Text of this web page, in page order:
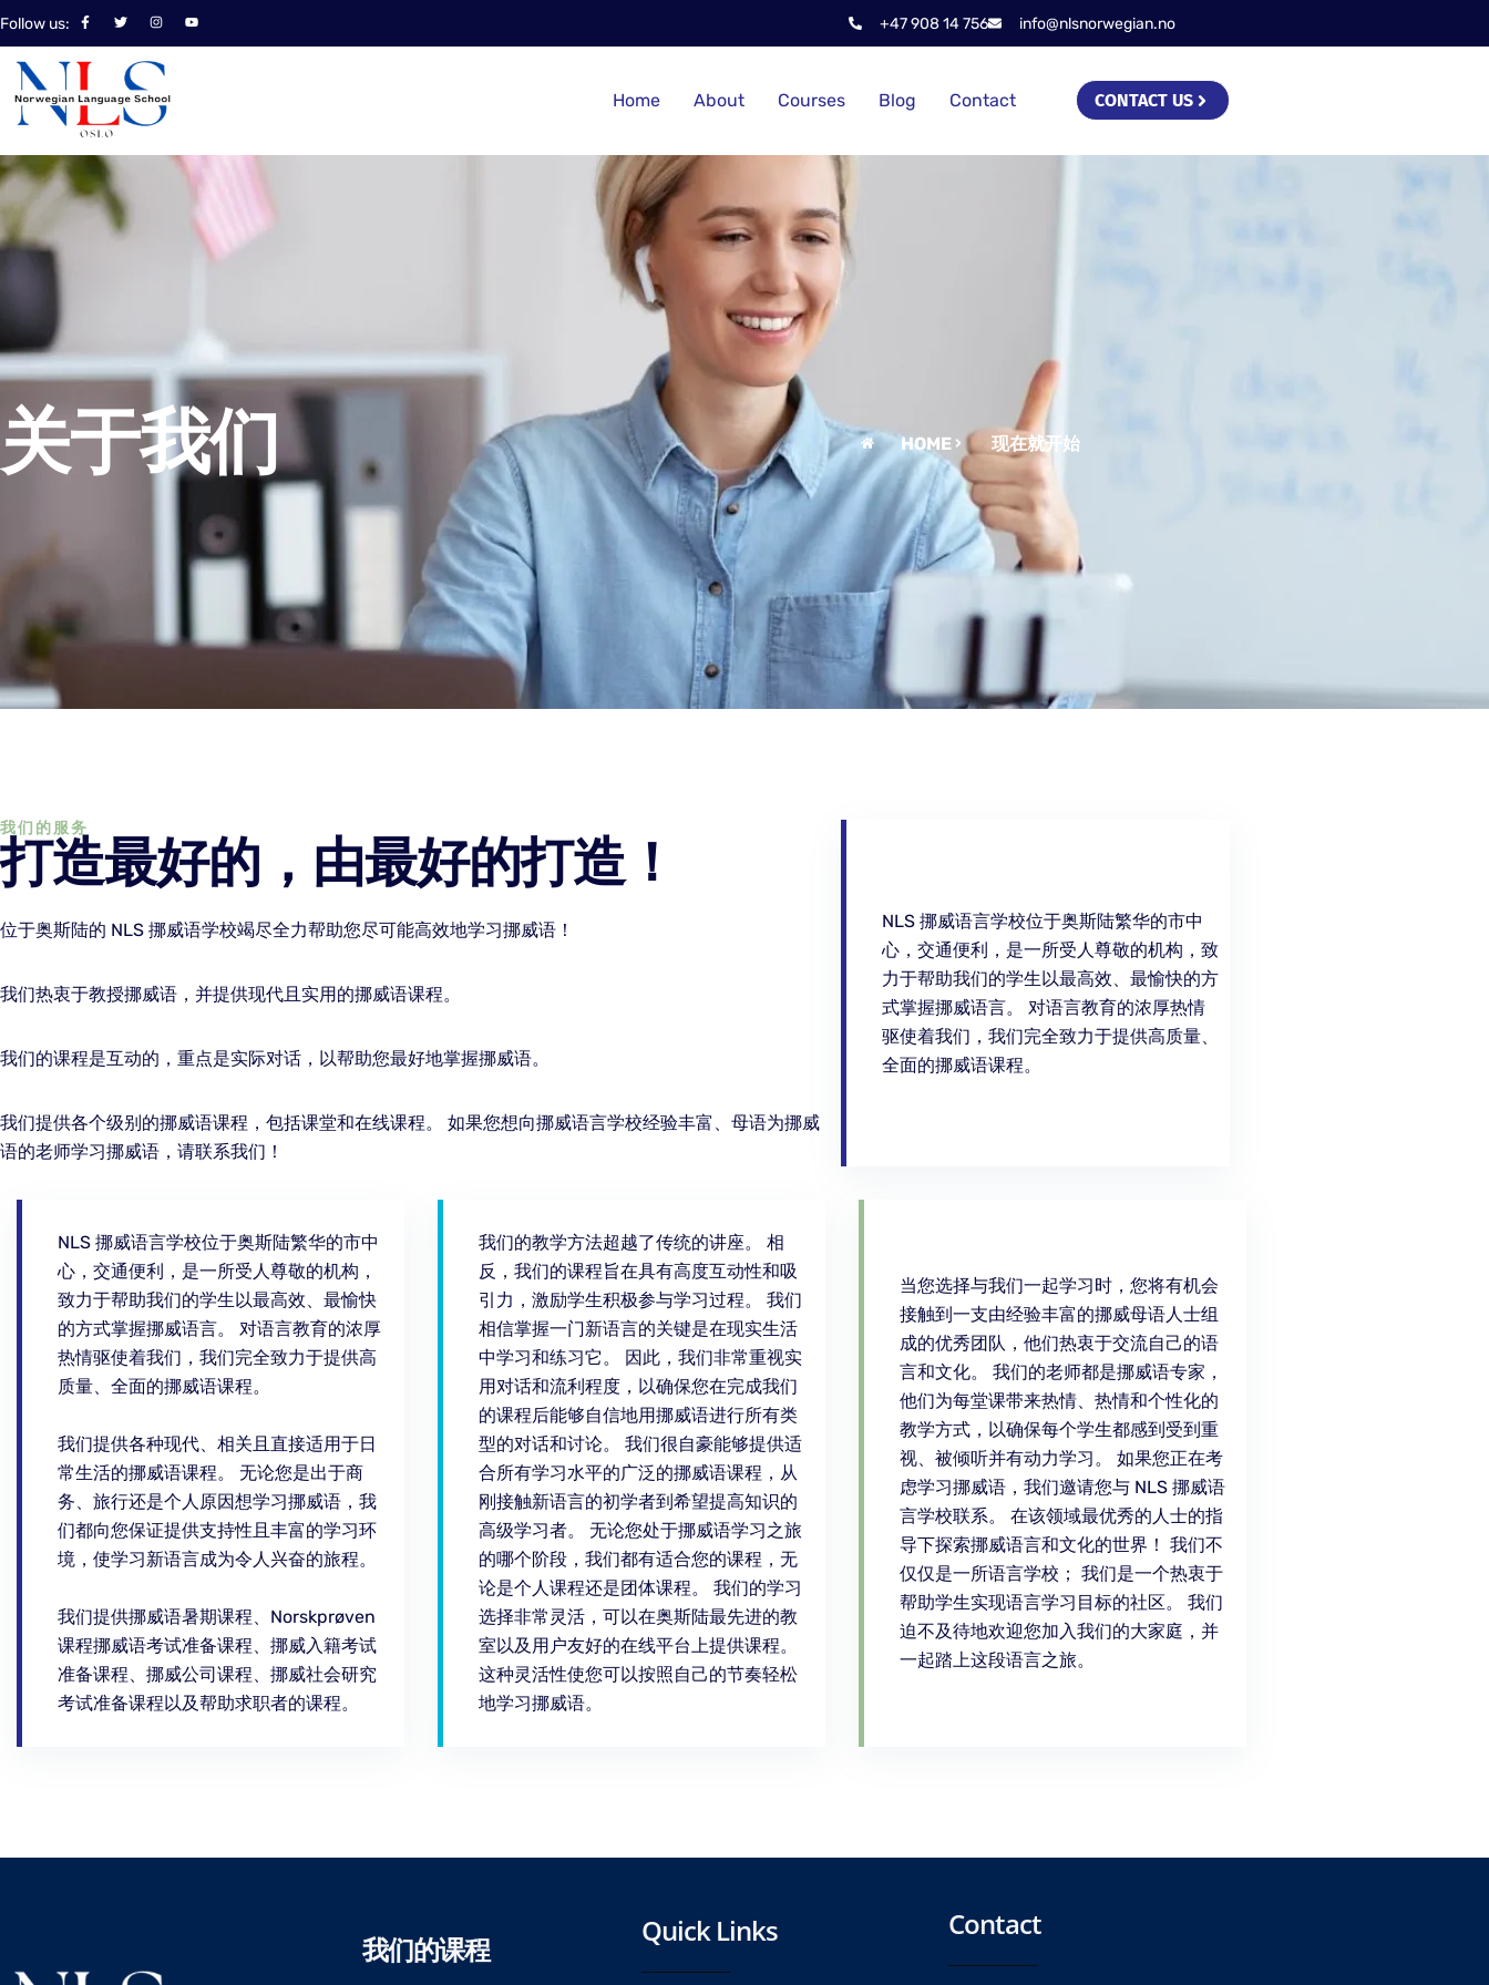
Skip
to
content
Follow us:
F
a
b
o
k
-
f
T
w
e
r
I
n
a
r
a
m
Y
o
+47 908 14 756 info@nlsnorwegian.no
Home About Courses Blog Contact CONTACT US
关于我们 HOME 现在就开始
我们的服务
打造最好的，由最好的打造！
位于奥斯陆的 NLS 挪威语学校竭尽全力帮助您尽可能高效地学习挪威语！
我们热衷于教授挪威语，并提供现代且实用的挪威语课程。
我们的课程是互动的，重点是实际对话，以帮助您最好地掌握挪威语。
我们提供各个级别的挪威语课程，包括课堂和在线课程。 如果您想向挪威语言学校经验丰富、母语为挪威
语的老师学习挪威语，请联系我们！
NLS 挪威语言学校位于奥斯陆繁华的市中
心，交通便利，是一所受人尊敬的机构，致
力于帮助我们的学生以最高效、最愉快的方
式掌握挪威语言。 对语言教育的浓厚热情
驱使着我们，我们完全致力于提供高质量、
全面的挪威语课程。
NLS 挪威语言学校位于奥斯陆繁华的市中
心，交通便利，是一所受人尊敬的机构，
致力于帮助我们的学生以最高效、最愉快
的方式掌握挪威语言。 对语言教育的浓厚
热情驱使着我们，我们完全致力于提供高
质量、全面的挪威语课程。
我们提供各种现代、相关且直接适用于日
常生活的挪威语课程。 无论您是出于商
务、旅行还是个人原因想学习挪威语，我
们都向您保证提供支持性且丰富的学习环
境，使学习新语言成为令人兴奋的旅程。
我们提供挪威语暑期课程、Norskprøven
课程挪威语考试准备课程、挪威入籍考试
准备课程、挪威公司课程、挪威社会研究
考试准备课程以及帮助求职者的课程。
我们的教学方法超越了传统的讲座。 相
反，我们的课程旨在具有高度互动性和吸
引力，激励学生积极参与学习过程。 我们
相信掌握一门新语言的关键是在现实生活
中学习和练习它。 因此，我们非常重视实
用对话和流利程度，以确保您在完成我们
的课程后能够自信地用挪威语进行所有类
型的对话和讨论。 我们很自豪能够提供适
合所有学习水平的广泛的挪威语课程，从
刚接触新语言的初学者到希望提高知识的
高级学习者。 无论您处于挪威语学习之旅
的哪个阶段，我们都有适合您的课程，无
论是个人课程还是团体课程。 我们的学习
选择非常灵活，可以在奥斯陆最先进的教
室以及用户友好的在线平台上提供课程。
这种灵活性使您可以按照自己的节奏轻松
地学习挪威语。
当您选择与我们一起学习时，您将有机会
接触到一支由经验丰富的挪威母语人士组
成的优秀团队，他们热衷于交流自己的语
言和文化。 我们的老师都是挪威语专家，
他们为每堂课带来热情、热情和个性化的
教学方式，以确保每个学生都感到受到重
视、被倾听并有动力学习。 如果您正在考
虑学习挪威语，我们邀请您与 NLS 挪威语
言学校联系。 在该领域最优秀的人士的指
导下探索挪威语言和文化的世界！ 我们不
仅仅是一所语言学校； 我们是一个热衷于
帮助学生实现语言学习目标的社区。 我们
迫不及待地欢迎您加入我们的大家庭，并
一起踏上这段语言之旅。
我们的课程
Quick Links Contact